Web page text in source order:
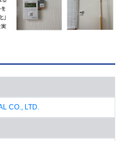
CO., LTD.